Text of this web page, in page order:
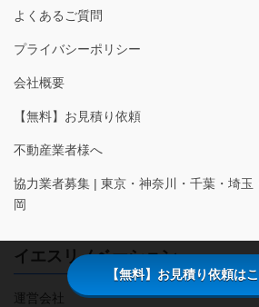
よくあるご質問
プライバシーポリシー
会社概要
【無料】お見積り依頼
不動産業者様へ
協力業者募集 | 東京・神奈川・千葉・埼玉
岡
イエスリノベーション
運営会社
【無料】お見積り依頼は